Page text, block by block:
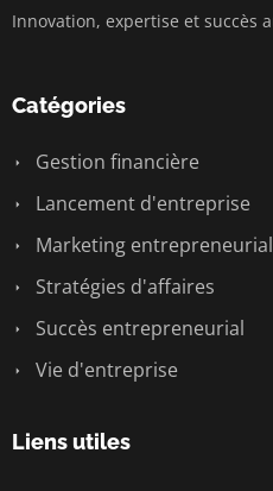
Innovation, expertise et succès
Catégories
Gestion financière
Lancement d'entreprise
Marketing entrepreneurial
Stratégies d'affaires
Succès entrepreneurial
Vie d'entreprise
Liens utiles